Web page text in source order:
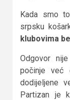
Kada smo
srpsku
klubovima
Odgovor
počinje već
dodijeljene
Partizan je